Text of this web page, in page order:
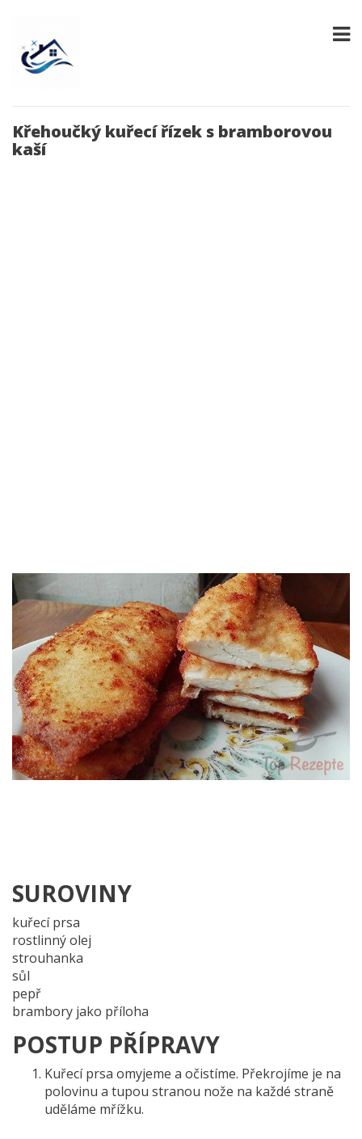
Křehoučký kuřecí řízek s bramborovou
kaší
SUROVINY
kuřecí prsa
rostlinný olej
strouhanka
sůl
pepř
brambory jako příloha
POSTUP PŘÍPRAVY
Kuřecí prsa omyjeme a očistíme. Překrojíme je na
polovinu a tupou stranou nože na každé straně
uděláme mřížku.